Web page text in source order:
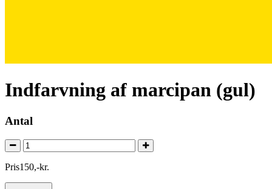
Indfarvning af marcipan (gul)
Antal
Pris150,-kr.